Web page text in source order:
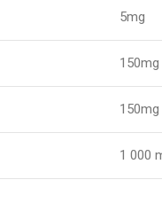
5mg
150mg
150mg
1 000